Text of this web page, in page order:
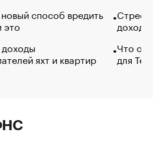
способ вредить
это
яхт и квартир
Что
для